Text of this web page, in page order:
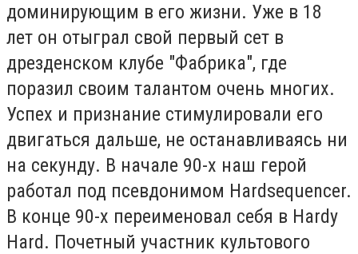
доминирующим в его жизни. Уже в 18
лет он отыграл свой первый сет в
дрезденском клубе "Фабрика", где
поразил своим талантом очень многих.
Успех и признание стимулировали его
двигаться дальше, не останавливаясь ни
на секунду. В начале 90-х наш герой
работал под псевдонимом Hardsequencer.
В конце 90-х переименовал себя в Hardy
Hard. Почетный участник культового